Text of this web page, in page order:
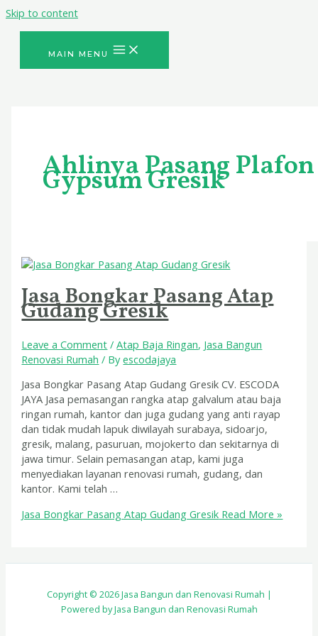
Skip to content
MAIN MENU
Ahlinya Pasang Plafon
Gypsum Gresik
Jasa Bongkar Pasang Atap
Gudang Gresik
Leave a Comment /Atap Baja Ringan, Jasa Bangun
Renovasi Rumah / Byescodajaya
Jasa Bongkar Pasang Atap Gudang Gresik CV. ESCODA
JAYA Jasa pemasangan rangka atap galvalum atau baja
ringan rumah, kantor dan juga gudang yang anti rayap
dan tidak mudah lapuk diwilayah surabaya, sidoarjo,
gresik, malang, pasuruan, mojokerto dan sekitarnya di
jawa timur. Selain pemasangan atap, kami juga
menyediakan layanan renovasi rumah, gudang, dan
kantor. Kami telah …
Jasa Bongkar Pasang Atap Gudang Gresik Read More »
Copyright © 2026 Jasa Bangun dan Renovasi Rumah |
Powered by Jasa Bangun dan Renovasi Rumah